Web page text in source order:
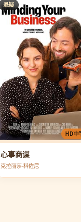
悬疑
HD中
心事商谋
克拉丽莎·科佐尼